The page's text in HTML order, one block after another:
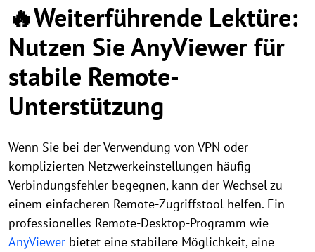
🔥Weiterführende Lektüre:
Nutzen Sie AnyViewer für
stabile Remote-
Unterstützung
Wenn Sie bei der Verwendung von VPN oder
komplizierten Netzwerkeinstellungen häufig
Verbindungsfehler begegnen, kann der Wechsel zu
einem einfacheren Remote-Zugriffstool helfen. Ein
professionelles Remote-Desktop-Programm wie
AnyViewer bietet eine stabilere Möglichkeit, eine